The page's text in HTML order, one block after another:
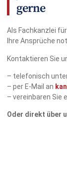
gerne
Als Fachkanzlei
Ihre Ansprüche
Kontaktieren Sie
– telefonisch
– per E-Mail an
– vereinbaren Sie
Oder direkt über